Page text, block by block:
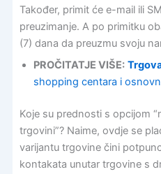
Također, primit će e-mail ili
preuzimanje. A po primitku
(7) dana da preuzmu svoju
PROČITATJE VIŠE:
shopping centara i
Koje su prednosti s opcijom
trgovini”? Naime, ovdje se
varijantu trgovine čini
kontakata unutar trgovine s